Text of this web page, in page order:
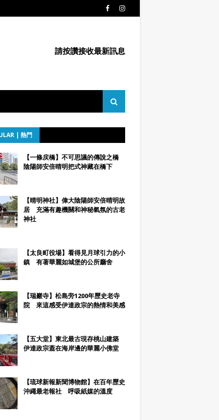
請按讚接收最新訊息
| 熱門
【一條戻橋】不可思議的傳說之橋
陰陽師安倍晴明把式神藏在橋下
【晴明神社】偉大陰陽師安倍晴明故
居 充滿有趣機關和神秘氣氛的古老
神社
【太良町役場】看得見月球引力的小
鎮 有著華麗如城堡的公所廳舍
【瑞巖寺】松島旁1200年歷史老寺
院 來這感受伊達政宗的熱情和美感
【五大堂】東北最古現存桃山建築
伊達政宗蓋在海岸邊的華麗小佛堂
【琉球新報新聞博物館】在百年歷史
沖繩最老報社 呼吸紙媒的溫度